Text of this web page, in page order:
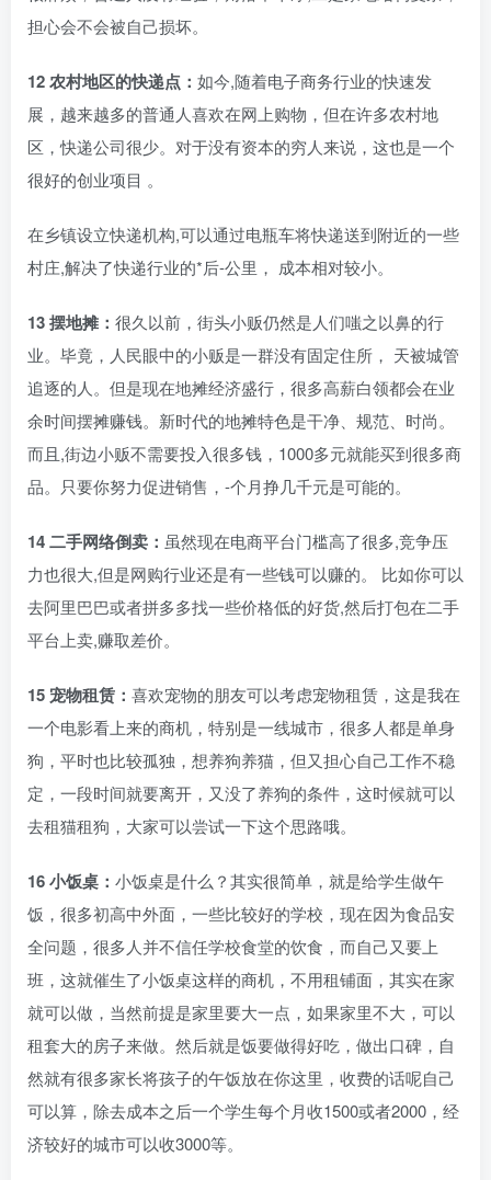
担心会不会被自己损坏。
12 农村地区的快递点： 如今,随着电子商务行业的快速发
展，越来越多的普通人喜欢在网上购物，但在许多农村地
区，快递公司很少。对于没有资本的穷人来说，这也是一个
很好的创业项目 。
在乡镇设立快递机构,可以通过电瓶车将快递送到附近的一些
村庄,解决了快递行业的*后-公里， 成本相对较小。
13 摆地摊： 很久以前，街头小贩仍然是人们嗤之以鼻的行
业。毕竟，人民眼中的小贩是一群没有固定住所， 天被城管
追逐的人。但是现在地摊经济盛行，很多高薪白领都会在业
余时间摆摊赚钱。新时代的地摊特色是干净、规范、时尚。
而且,街边小贩不需要投入很多钱，1000多元就能买到很多商
品。只要你努力促进销售，-个月挣几千元是可能的。
14 二手网络倒卖： 虽然现在电商平台门槛高了很多,竞争压
力也很大,但是网购行业还是有一些钱可以赚的。 比如你可以
去阿里巴巴或者拼多多找一些价格低的好货,然后打包在二手
平台上卖,赚取差价。
15 宠物租赁： 喜欢宠物的朋友可以考虑宠物租赁，这是我在
一个电影看上来的商机，特别是一线城市，很多人都是单身
狗，平时也比较孤独，想养狗养猫，但又担心自己工作不稳
定，一段时间就要离开，又没了养狗的条件，这时候就可以
去租猫租狗，大家可以尝试一下这个思路哦。
16 小饭桌： 小饭桌是什么？其实很简单，就是给学生做午
饭，很多初高中外面，一些比较好的学校，现在因为食品安
全问题，很多人并不信任学校食堂的饮食，而自己又要上
班，这就催生了小饭桌这样的商机，不用租铺面，其实在家
就可以做，当然前提是家里要大一点，如果家里不大，可以
租套大的房子来做。然后就是饭要做得好吃，做出口碑，自
然就有很多家长将孩子的午饭放在你这里，收费的话呢自己
可以算，除去成本之后一个学生每个月收1500或者2000，经
济较好的城市可以收3000等。